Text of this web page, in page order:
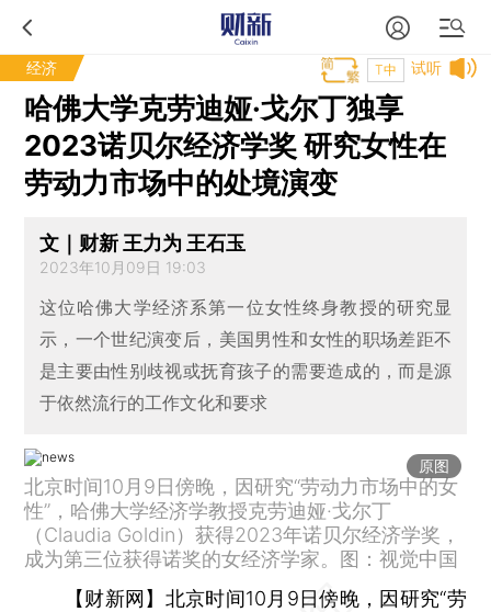
经济 试听
T中
哈佛大学克劳迪娅·戈尔丁独享
2023诺贝尔经济学奖 研究女性在
劳动力市场中的处境演变
文｜财新 王力为 王石玉
2023年10月09日 19:03
这位哈佛大学经济系第一位女性终身教授的研究显
示，一个世纪演变后，美国男性和女性的职场差距不
是主要由性别歧视或抚育孩子的需要造成的，而是源
于依然流行的工作文化和要求
原图
北京时间10月9日傍晚，因研究“劳动力市场中的女
性”，哈佛大学经济学教授克劳迪娅·戈尔丁
（Claudia Goldin）获得2023年诺贝尔经济学奖，
成为第三位获得诺奖的女经济学家。图：视觉中国
【财新网】 北京时间10月9日傍晚，因研究“劳